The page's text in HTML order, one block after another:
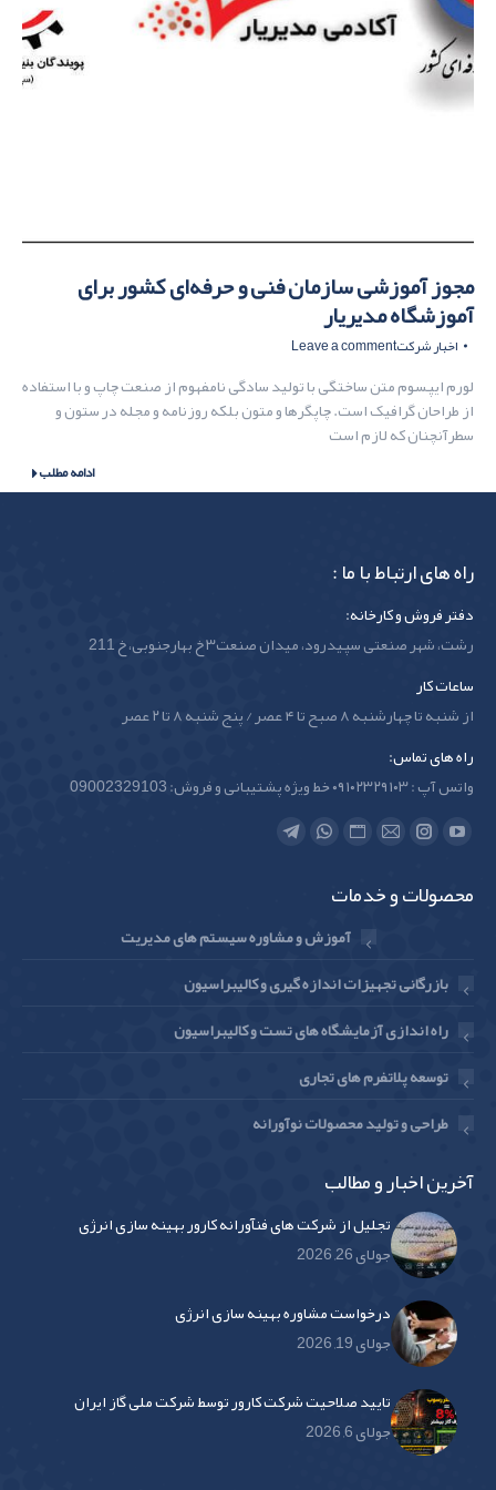
مجوز آموزشی سازمان فنی و حرفه‌ای کشور برای
آموزشگاه مدیریار
اخبار شرکتLeave a comment
لورم ایپسوم متن ساختگی با تولید سادگی نامفهوم از صنعت چاپ و با استفاده
از طراحان گرافیک است. چاپگرها و متون بلکه روزنامه و مجله در ستون و
سطرآنچنان که لازم است
ادامه مطلب
راه های ارتباط با ما :
دفتر فروش و کارخانه:
رشت، شهر صنعتی سپیدرود، میدان صنعت۳ خ بهارجنوبی، خ 211
ساعات کار
از شنبه تا چهارشنبه ۸ صبح تا ۴ عصر / پنج شنبه ۸ تا ۲ عصر
راه های تماس:
واتس آپ : ۰۹۱۰۲۳۲۹۱۰۳ خط ویژه پشتیبانی و فروش: 09002329103
Find us on:
YouTube
opens
window
Instagram
opens
window
Mail
opens
window
Website
opens
in
window
Whatsapp
in
window
Telegram
in
window
محصولات و خدمات
آموزش و مشاوره سیستم های مدیریت
بازرگانی تجهیزات اندازه گیری و کالیبراسیون
راه اندازی آزمایشگاه های تست و کالیبراسیون
توسعه پلاتفرم های تجاری
طراحی و تولید محصولات نوآورانه
آخرین اخبار و مطالب
تجلیل از شرکت های فنآورانه کارور بهینه سازی انرژی
جولای 26, 2026
درخواست مشاوره بهینه سازی انرژی
جولای 19, 2026
تایید صلاحیت شرکت کارور توسط شرکت ملی گاز ایران
جولای 6, 2026